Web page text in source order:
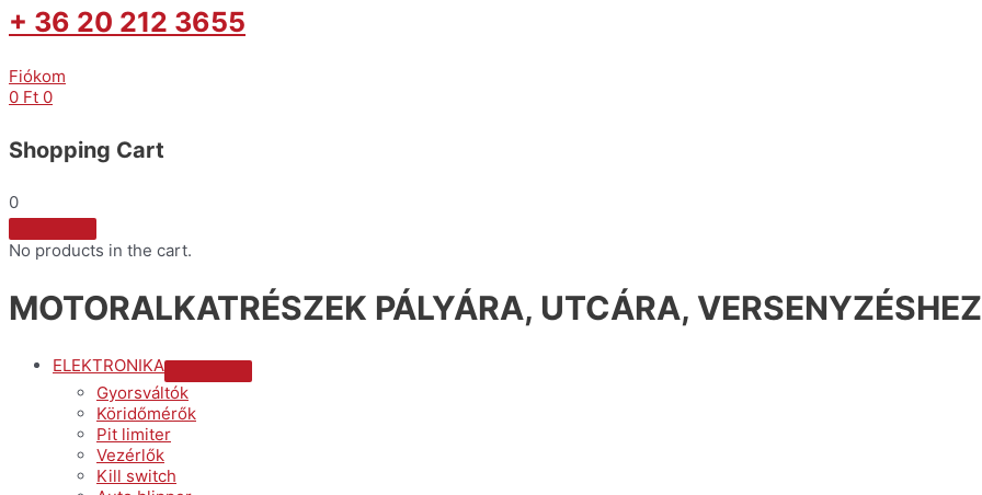
+ 36 20 212 3655
Fiókom
0 Ft 0
Shopping Cart
0
No products in the cart.
MOTORALKATRÉSZEK PÁLYÁRA, UTCÁRA, VERSENYZÉSHEZ
ELEKTRONIKA
Menu
Gyorsváltók
Köridőmérők
Pit limiter
Vezérlők
Kill switch